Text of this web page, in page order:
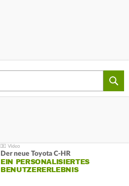
Der neue Toyota C-HR
EIN PERSONALISIERTES
BENUTZERERLEBNIS